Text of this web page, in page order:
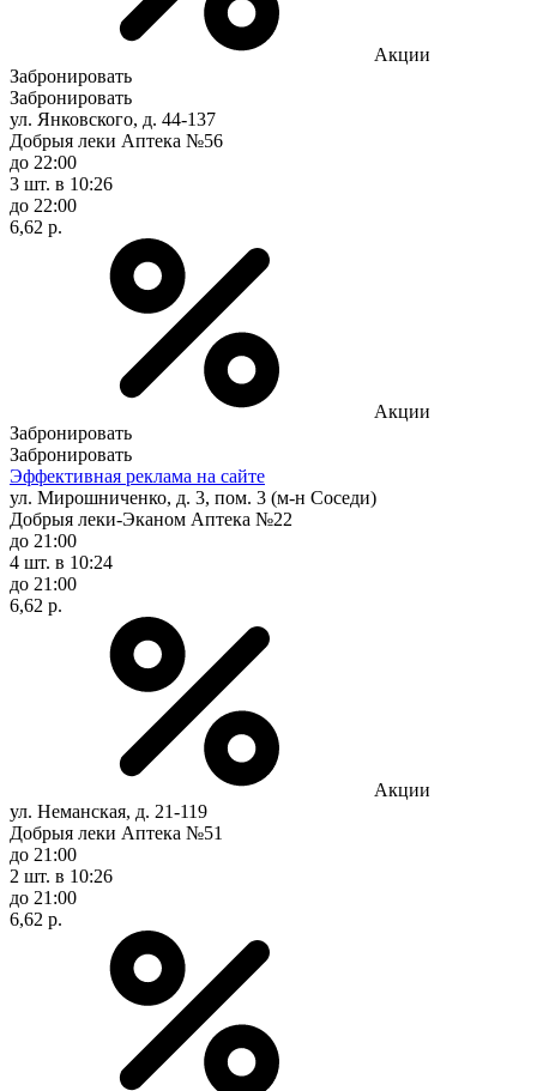
Акции
Забронировать
Забронировать
ул. Янковского, д. 44-137
Добрыя леки Аптека №56
до 22:00
3 шт. в 10:26
до 22:00
6,62 р.
Акции
Забронировать
Забронировать
Эффективная реклама на сайте
ул. Мирошниченко, д. 3, пом. 3 (м-н Соседи)
Добрыя леки-Эканом Аптека №22
до 21:00
4 шт. в 10:24
до 21:00
6,62 р.
Акции
ул. Неманская, д. 21-119
Добрыя леки Аптека №51
до 21:00
2 шт. в 10:26
до 21:00
6,62 р.